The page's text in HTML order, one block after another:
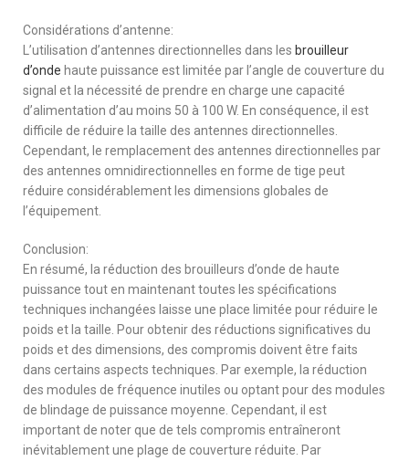
Considérations d’antenne:
L’utilisation d’antennes directionnelles dans les brouilleur
d’onde haute puissance est limitée par l’angle de couverture du
signal et la nécessité de prendre en charge une capacité
d’alimentation d’au moins 50 à 100 W. En conséquence, il est
difficile de réduire la taille des antennes directionnelles.
Cependant, le remplacement des antennes directionnelles par
des antennes omnidirectionnelles en forme de tige peut
réduire considérablement les dimensions globales de
l’équipement.
Conclusion:
En résumé, la réduction des brouilleurs d’onde de haute
puissance tout en maintenant toutes les spécifications
techniques inchangées laisse une place limitée pour réduire le
poids et la taille. Pour obtenir des réductions significatives du
poids et des dimensions, des compromis doivent être faits
dans certains aspects techniques. Par exemple, la réduction
des modules de fréquence inutiles ou optant pour des modules
de blindage de puissance moyenne. Cependant, il est
important de noter que de tels compromis entraîneront
inévitablement une plage de couverture réduite. Par